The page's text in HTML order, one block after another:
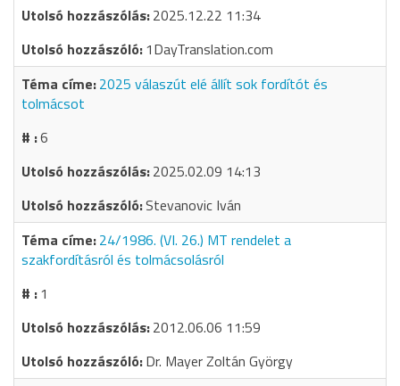
2025.12.22 11:34
1DayTranslation.com
2025 válaszút elé állít sok fordítót és
tolmácsot
6
2025.02.09 14:13
Stevanovic Iván
24/1986. (VI. 26.) MT rendelet a
szakfordításról és tolmácsolásról
1
2012.06.06 11:59
Dr. Mayer Zoltán György